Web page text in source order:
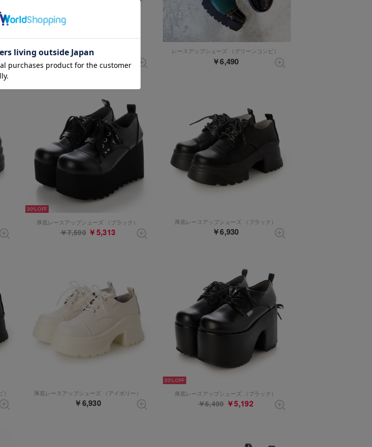
厚底ローファー （ブラック）
￥6,490
レースアップシューズ （グリーンコンビ）
￥6,490
30%
厚底レースアップシューズ （ブラック）
￥7,590 ￥5,313
厚底レースアップシューズ （ブラック）
￥6,930
厚底レースアップシューズ （アイボリー）
￥6,930
20%
厚底レースアップシューズ （ブラック）
￥6,490 ￥5,192